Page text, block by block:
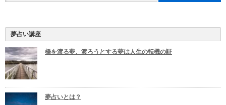
夢占い講座
橋を渡る夢、渡ろうとする夢は人生の転機の証
夢占いとは？